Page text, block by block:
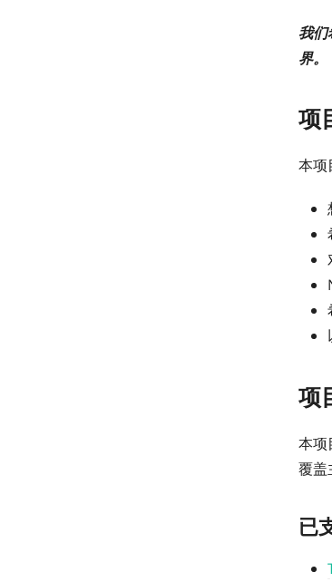
我们
界。
项
本项
项
本项
覆盖
已